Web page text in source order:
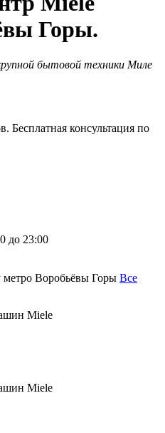
Горы.
бытовой техники Миле
Бесплатная консультация по
до 23:00
Воробьёвы Горы Все